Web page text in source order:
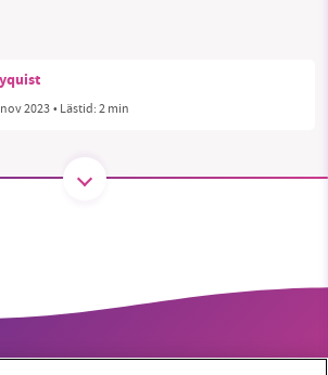
2023• Lästid:2 min
och granskningar. Nu vill vi
arbete – och vi hoppas att du
vill hjälpa oss.